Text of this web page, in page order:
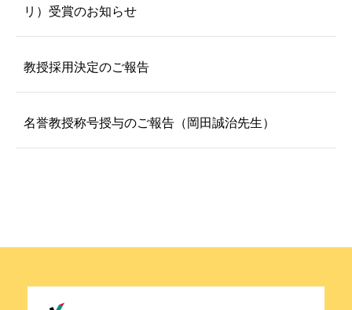
リ）受賞のお知らせ
教授採用決定のご報告
名誉教授称号授与のご報告（岡田誠治先生）